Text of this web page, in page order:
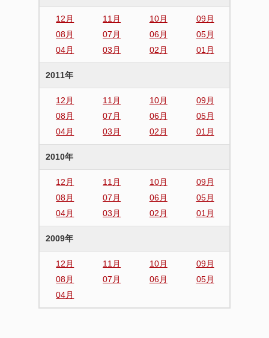
12月 11月 10月
09月
08月
07月 06月
05月
04月
03月 02月 01月
2011年
12月 11月 10月
09月
08月
07月 06月
05月
04月
03月 02月 01月
2010年
12月 11月 10月
09月
08月
07月 06月
05月
04月
03月 02月 01月
2009年
12月 11月 10月
09月
08月
07月 06月
05月
04月